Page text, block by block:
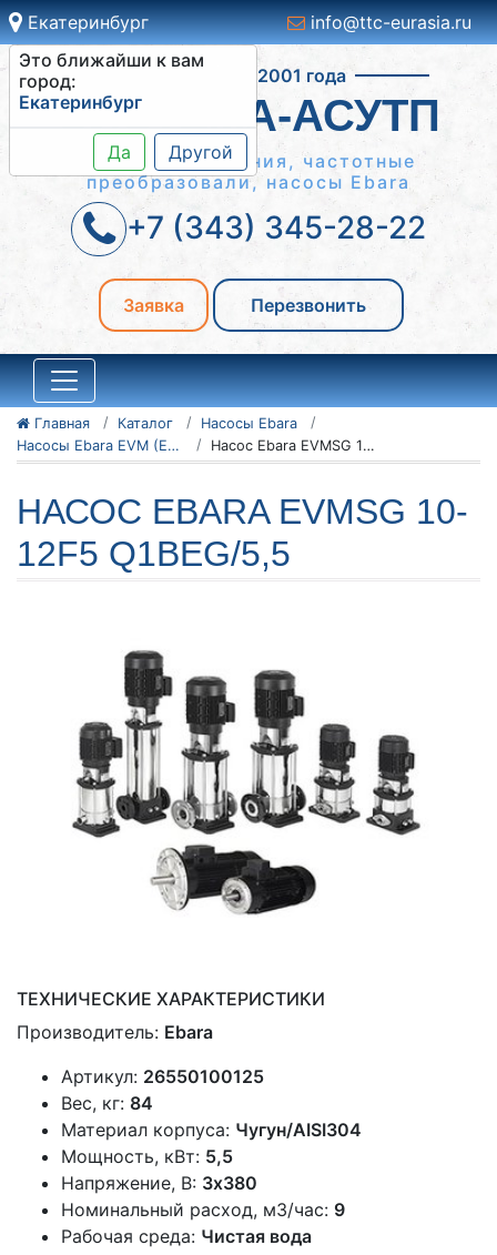
Екатеринбург
Это ближайши к вам
город:
Екатеринбург
Да Другой
info@ttc-eurasia.ru
Работаем с 2001 года
СИСТЕМА-АСУТП
Шкафы управления, частотные
преобразовали, насосы Ebara
+7 (343) 345-28-22
Заявка Перезвонить
Главная Каталог
Насосы Ebara
Насосы Ebara EVM (EVMSG/EVMSL)
Насос Ebara EVMSG 10-12F5 Q1BEG/5,5
НАСОС EBARA EVMSG 10-
12F5 Q1BEG/5,5
ТЕХНИЧЕСКИЕ ХАРАКТЕРИСТИКИ
Производитель: Ebara
Артикул: 26550100125
Вес, кг: 84
Материал корпуса: Чугун/AISI304
Мощность, кВт: 5,5
Напряжение, В: 3х380
Номинальный расход, м3/час: 9
Рабочая среда: Чистая вода